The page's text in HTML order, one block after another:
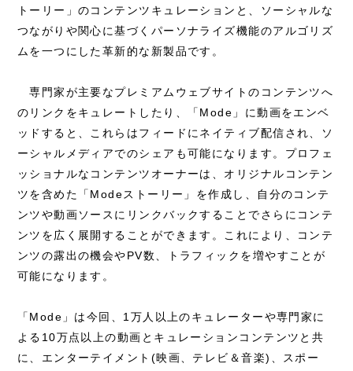
トーリー」のコンテンツキュレーションと、ソーシャルな
つながりや関心に基づくパーソナライズ機能のアルゴリズ
ムを一つにした革新的な新製品です。
専門家が主要なプレミアムウェブサイトのコンテンツへ
のリンクをキュレートしたり、「Mode」に動画をエンベ
ッドすると、これらはフィードにネイティブ配信され、ソ
ーシャルメディアでのシェアも可能になります。プロフェ
ッショナルなコンテンツオーナーは、オリジナルコンテン
ツを含めた「Modeストーリー」を作成し、自分のコンテ
ンツや動画ソースにリンクバックすることでさらにコンテ
ンツを広く展開することができます。これにより、コンテ
ンツの露出の機会やPV数、トラフィックを増やすことが
可能になります。
「Mode」は今回、1万人以上のキュレーターや専門家に
よる10万点以上の動画とキュレーションコンテンツと共
に、エンターテイメント(映画、テレビ＆音楽)、スポー